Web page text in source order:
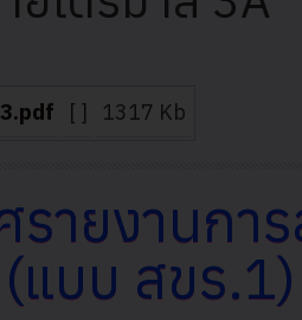
[ ] 1317 Kb
รายงานกา
แบบ สขร